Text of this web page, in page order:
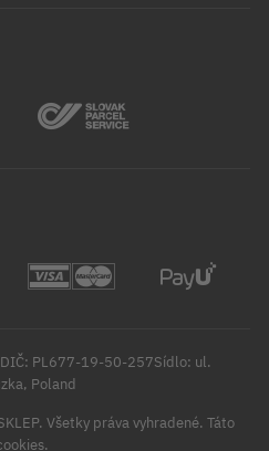
PL677-19-50-257Sídlo: ul.
Poland
Všetky práva vyhradené. Táto